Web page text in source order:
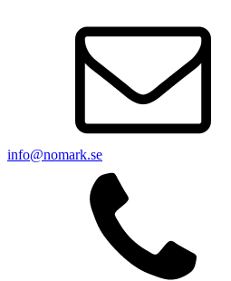
info@nomark.se